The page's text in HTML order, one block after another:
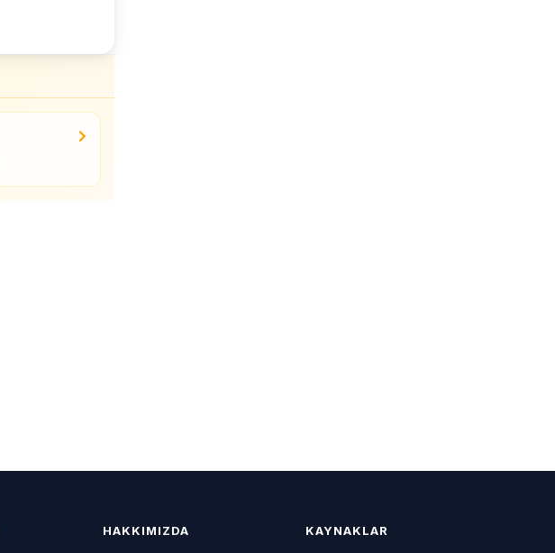
HAKKIMIZDA KAYNAKLAR